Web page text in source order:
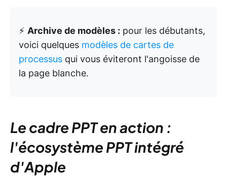
⚡️ Archive de modèles : pour les débutants,
voici quelques modèles de cartes de
processus qui vous éviteront l'angoisse de
la page blanche.
Le cadre PPT en action :
l'écosystème PPT intégré
d'Apple